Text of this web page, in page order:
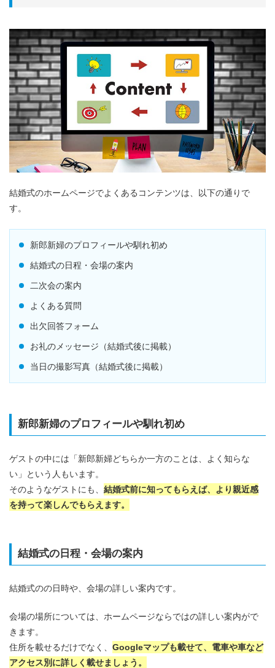
結婚式のホームページでよくあるコンテンツは、以下の通りで
す。
新郎新婦のプロフィールや馴れ初め
結婚式の日程・会場の案内
二次会の案内
よくある質問
出欠回答フォーム
お礼のメッセージ（結婚式後に掲載）
当日の撮影写真（結婚式後に掲載）
新郎新婦のプロフィールや馴れ初め
ゲストの中には「新郎新婦どちらか一方のことは、よく知らな
い」という人もいます。
そのようなゲストにも、 結婚式前に知ってもらえば、より親近感
を持って楽しんでもらえます。
結婚式の日程・会場の案内
結婚式のの日時や、会場の詳しい案内です。
会場の場所については、ホームページならではの詳しい案内がで
きます。
住所を載せるだけでなく、 Googleマップも載せて、電車や車など
アクセス別に詳しく載せましょう。